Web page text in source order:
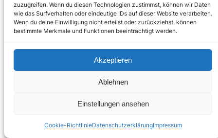
zuzugreifen. Wenn du diesen Technologien zustimmst, können wir Daten
wie das Surfverhalten oder eindeutige IDs auf dieser Website verarbeiten.
Wenn du deine Einwilligung nicht erteilst oder zurückziehst, können
bestimmte Merkmale und Funktionen beeinträchtigt werden.
Akzeptieren
Ablehnen
Einstellungen ansehen
Cookie-RichtlinieDatenschutzerklärungImpressum
Copyright © 2024